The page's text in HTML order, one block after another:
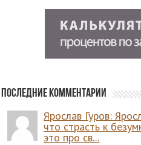
Последние комментарии
Ярослав Гуров:
что страсть к
это про св...